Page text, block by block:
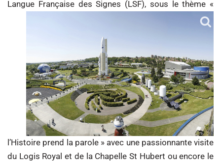
Langue Française des Signes (LSF), sous le thème «
l’Histoire prend la parole » avec une passionnante visite
du Logis Royal et de la Chapelle St Hubert ou encore le